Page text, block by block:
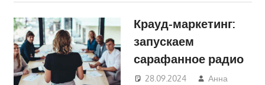
Крауд-маркетинг:
запускаем
сарафанное радио
28.09.2024
Анна